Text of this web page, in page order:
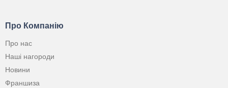
Про Компанію
Про нас
Наші нагороди
Новини
Франшиза